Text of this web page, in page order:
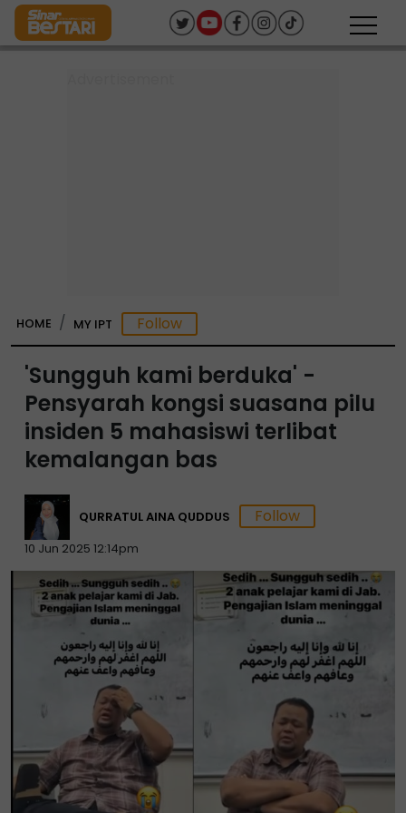
HOME MY IPT
'Sungguh kami berduka' -
Pensyarah kongsi suasana pilu
insiden 5 mahasiswi terlibat
kemalangan bas
QURRATUL AINA QUDDUS
10 Jun 2025 12:14pm